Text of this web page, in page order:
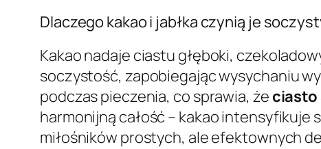
Dlaczego kakao i jabłka czynią je
Kakao nadaje ciastu głęboki,
soczystość, zapobiegając wysychaniu
podczas pieczenia, co sprawia, że ciasto
harmonijną całość – kakao intensyfikuje
miłośników prostych, ale efektownych